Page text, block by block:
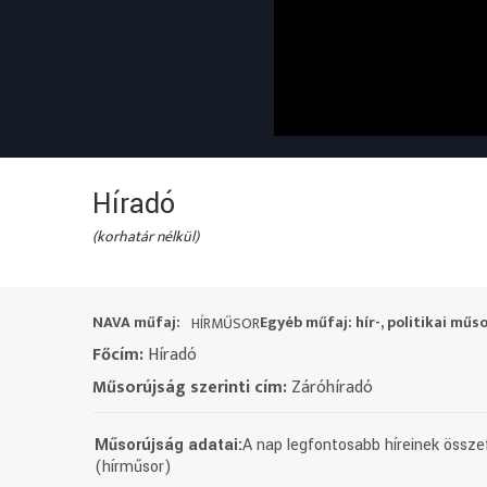
Híradó
(korhatár nélkül)
NAVA műfaj: HÍRMŰSOREgyéb műfaj: hír-, politikai
Főcím:Híradó
Műsorújság szerinti cím:Záróhíradó
Műsorújság adatai:A nap legfontosabb híreinek
(hírműsor)